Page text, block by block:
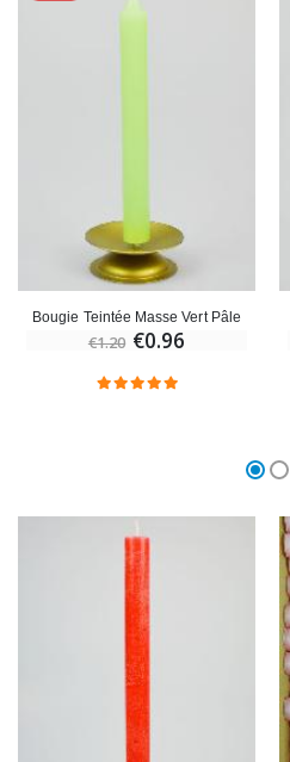
Bougie Teintée Masse Vert Pâle
€1.20 €0.96